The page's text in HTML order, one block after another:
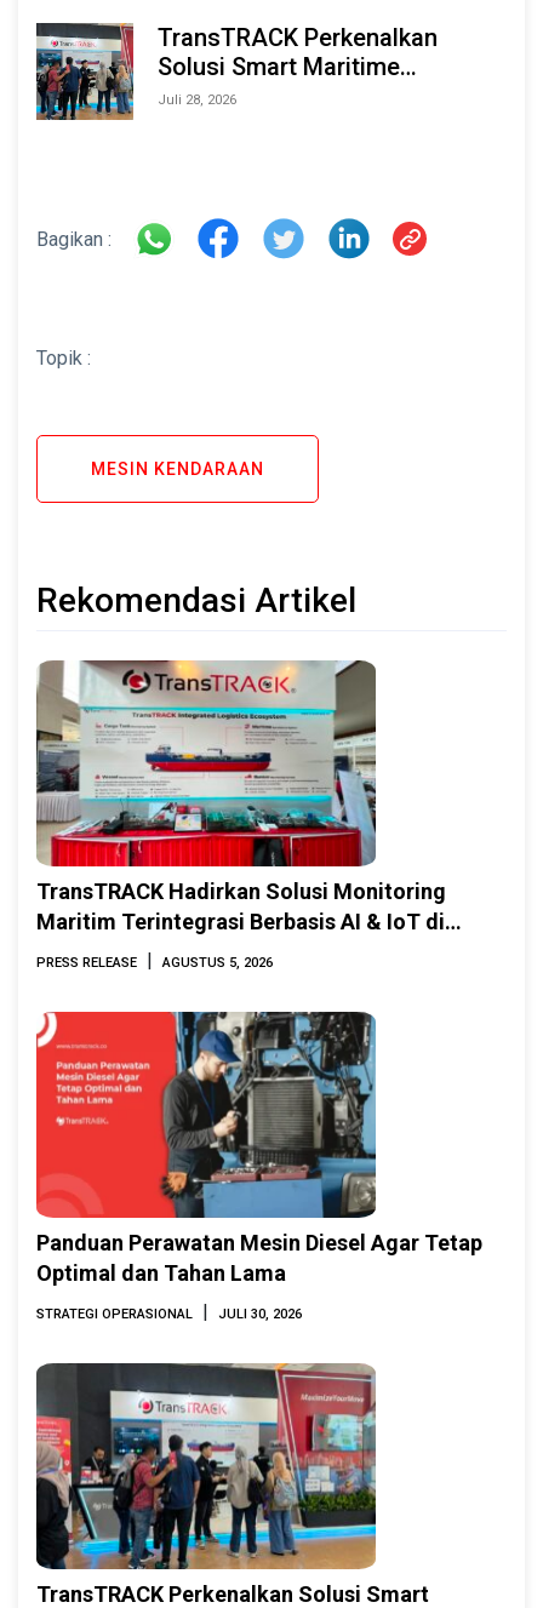
TransTRACK Perkenalkan
Solusi Smart Maritime
Monitoring Berbasis AI dan IoT
Juli 28, 2026
Bagikan :
Topik :
MESIN KENDARAAN
Rekomendasi Artikel
TransTRACK Hadirkan Solusi Monitoring
Maritim Terintegrasi Berbasis AI & IoT di
Indonesia Marine & Offshore Expo (IMOX)
PRESS RELEASE | AGUSTUS 5, 2026
Panduan Perawatan Mesin Diesel Agar Tetap
Optimal dan Tahan Lama
STRATEGI OPERASIONAL | JULI 30, 2026
TransTRACK Perkenalkan Solusi Smart